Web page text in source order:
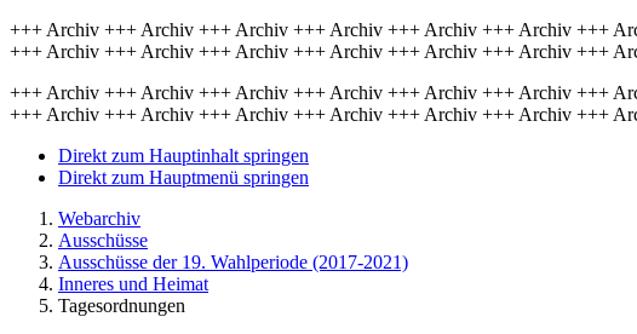
+++ Archiv +++ Archiv +++ Archiv +++ Archiv +++ Archiv +++ Archiv +++
+++ Archiv +++ Archiv +++ Archiv +++ Archiv +++ Archiv +++ Archiv +++
+++ Archiv +++ Archiv +++ Archiv +++ Archiv +++ Archiv +++ Archiv +++
+++ Archiv +++ Archiv +++ Archiv +++ Archiv +++ Archiv +++ Archiv +++
Direkt zum Hauptinhalt springen
Direkt zum Hauptmenü springen
Webarchiv
Ausschüsse
Ausschüsse der 19. Wahlperiode (2017-2021)
Inneres und Heimat
Tagesordnungen